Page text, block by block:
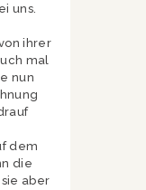
uns.
ihrer
mal
nun
dem
die
aber